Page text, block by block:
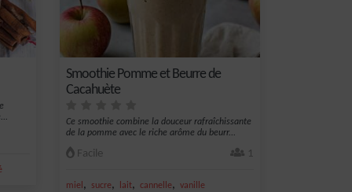
Smoothie Pomme et Beurre de
Cacahuète
Ce smoothie combine la douceur rafraîchissante
de la pomme avec le riche arôme du beurr...
Facile 1
miel , sucre, lait, cannelle, vanille